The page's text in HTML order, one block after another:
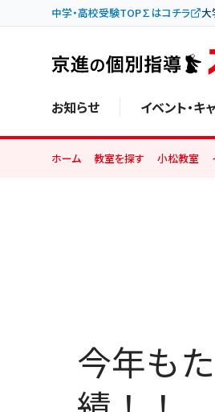
中学・高校受験TOP∑はコチラ 大
お知らせ イベント・キ
ホーム 教室を探す 小松教室
今年も